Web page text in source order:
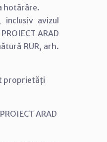
hotărâre.
avizul
ARAD
RUR, arh.
proprietăți
ARAD